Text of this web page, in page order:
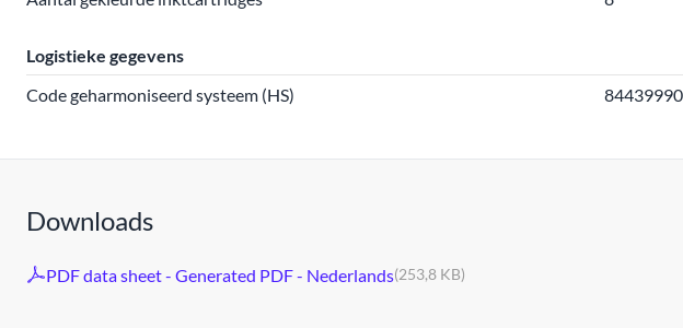
Logistieke gegevens
Code geharmoniseerd systeem (HS)
84439990
Downloads
PDF data sheet - Generated PDF - Nederlands(253,8 KB)